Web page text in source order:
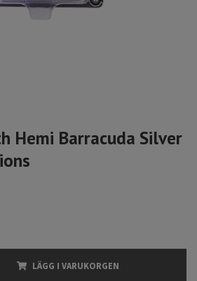
Hemi Barracuda Silver
LÄGG I VARUKORGEN